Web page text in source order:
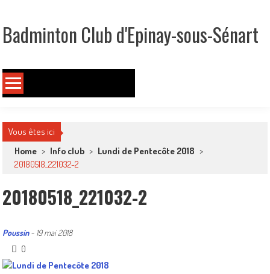
content
Badminton Club d'Epinay-sous-Sénart
Vous êtes ici
Home > Info club > Lundi de Pentecôte 2018 >
20180518_221032-2
20180518_221032-2
Poussin - 19 mai 2018
0